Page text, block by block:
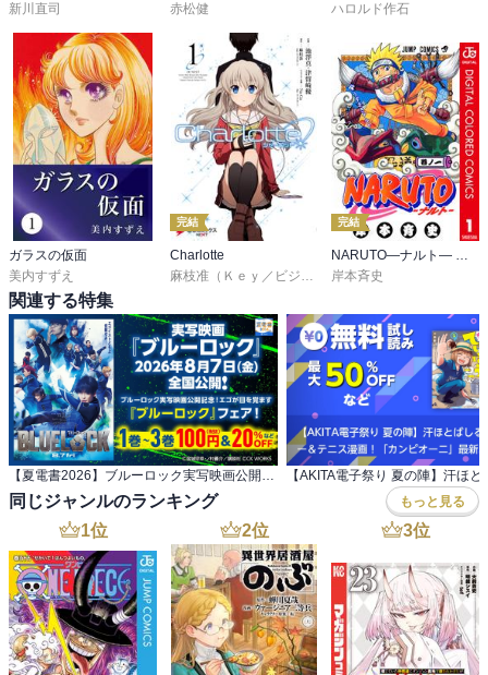
新川直司
赤松健
ハロルド作石
ガラスの仮面
美内すずえ
完結
Charlotte
完結
岸本斉史
関連する特集
同じジャンルのランキング もっと見る
1位 2位 3位